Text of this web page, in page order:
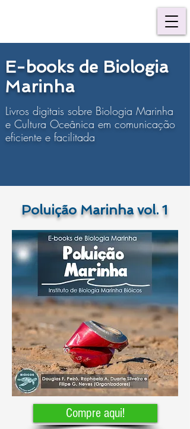
E-books de Biologia
Marinha
Livros digitais sobre Biologia Marinha
e Cultura Oceânica em comunicação
eficiente e facilitada
Poluição Marinha vol. 1
Compre aqui!